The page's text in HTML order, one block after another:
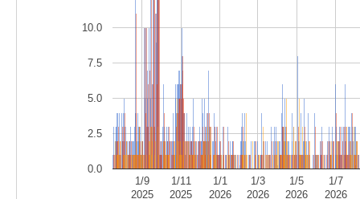
1/9
2025
1/11
2025
1/1
2026
1/3
2026
1/5
2026
1/7
2026
0.0
2.5
5.0
7.5
10.0